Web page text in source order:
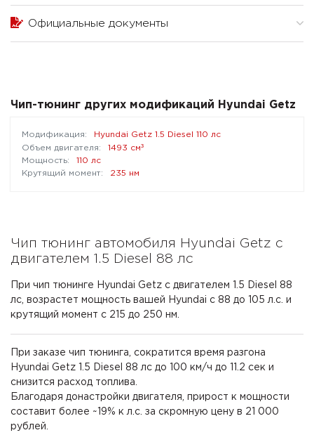
Официальные документы
Чип-тюнинг других модификаций Hyundai Getz
Hyundai Getz 1.5 Diesel 110 лс
1493 см³
110 лс
235 нм
Чип тюнинг автомобиля Hyundai Getz с
двигателем 1.5 Diesel 88 лс
При чип тюнинге Hyundai Getz с двигателем 1.5 Diesel 88
лс, возрастет мощность вашей Hyundai с 88 до 105 л.с. и
крутящий момент с 215 до 250 нм.
При заказе чип тюнинга, сократится время разгона
Hyundai Getz 1.5 Diesel 88 лс до 100 км/ч до 11.2 сек и
снизится расход топлива.
Благодаря донастройки двигателя, прирост к мощности
составит более ~19% к л.с. за скромную цену в 21 000
рублей.